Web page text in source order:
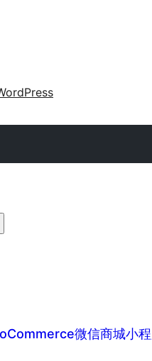
微信商城小
ນນ
ດ